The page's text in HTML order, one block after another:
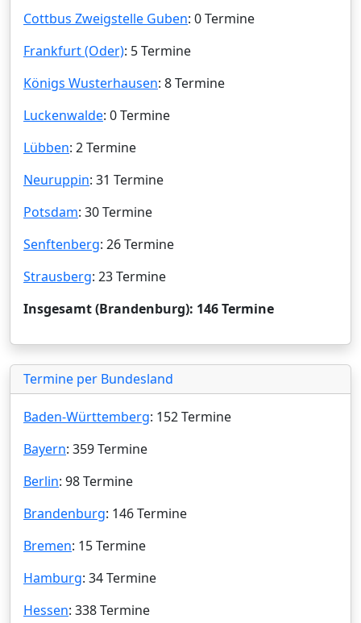
Cottbus Zweigstelle Guben: 0 Termine
Frankfurt (Oder): 5 Termine
Königs Wusterhausen: 8 Termine
Luckenwalde: 0 Termine
Lübben: 2 Termine
Neuruppin: 31 Termine
Potsdam: 30 Termine
Senftenberg: 26 Termine
Strausberg: 23 Termine
Insgesamt (Brandenburg): 146 Termine
Termine per Bundesland
Baden-Württemberg: 152 Termine
Bayern: 359 Termine
Berlin: 98 Termine
Brandenburg: 146 Termine
Bremen: 15 Termine
Hamburg: 34 Termine
Hessen: 338 Termine